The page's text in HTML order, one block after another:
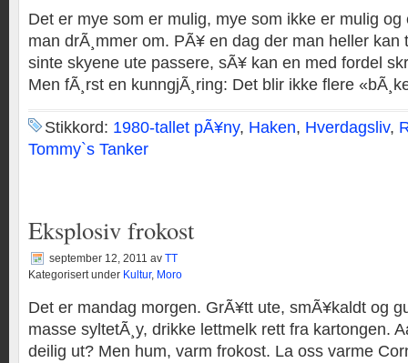
Det er mye som er mulig, mye som ikke er mulig og
man drÃ¸mmer om. PÃ¥ en dag der man heller kan
sinte skyene ute passere, sÃ¥ kan en med fordel
Men fÃ¸rst en kunngjÃ¸ring: Det blir ikke flere
Stikkord: 1980-tallet pÃ¥ny, Haken, Hverdagsliv,
Tommy`s Tanker
Eksplosiv frokost
september 12, 2011 av TT
Kategorisert under Kultur, Moro
Det er mandag morgen. GrÃ¥tt ute, smÃ¥kaldt og
masse syltetÃ¸y, drikke lettmelk rett fra kartongen.
deilig ut? Men hum, varm frokost. La oss varme